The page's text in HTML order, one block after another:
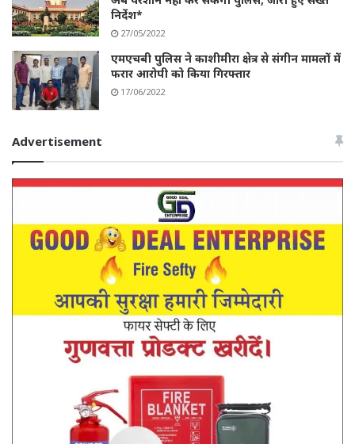
निर्देश*
27/05/2022
एमएचबी पुलिस ने काशीमीरा क्षेत्र से संगीन मामलों में
फरार आरोपी को किया गिरफ्तार
17/06/2022
Advertisement